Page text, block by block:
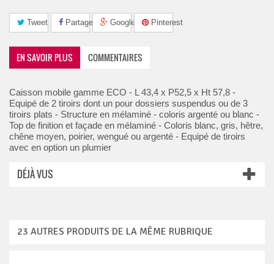
Tweet Partager Google+ Pinterest
EN SAVOIR PLUS COMMENTAIRES
Caisson mobile gamme ECO - L 43,4 x P52,5 x Ht 57,8 -
Equipé de 2 tiroirs dont un pour dossiers suspendus ou de 3
tiroirs plats - Structure en mélaminé - coloris argenté ou blanc -
Top de finition et façade en mélaminé - Coloris blanc, gris, hêtre,
chêne moyen, poirier, wengué ou argenté - Equipé de tiroirs
avec en option un plumier
DÉJÀ VUS
23 AUTRES PRODUITS DE LA MÊME RUBRIQUE